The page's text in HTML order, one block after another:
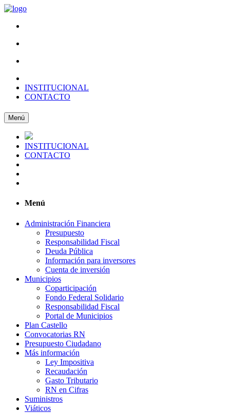
INSTITUCIONAL
CONTACTO
Menú
INSTITUCIONAL
CONTACTO
Menú
Administración Financiera
Presupuesto
Responsabilidad Fiscal
Deuda Pública
Información para inversores
Cuenta de inversión
Municipios
Coparticipación
Fondo Federal Solidario
Responsabilidad Fiscal
Portal de Municipios
Plan Castello
Convocatorias RN
Presupuesto Ciudadano
Más información
Ley Impositiva
Recaudación
Gasto Tributario
RN en Cifras
Suministros
Viáticos